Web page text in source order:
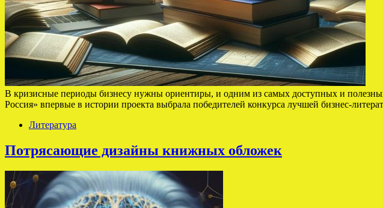
В кризисные периоды бизнесу нужны ориентиры, и одним из самых доступных и
Россия» впервые в истории проекта выбрала победителей конкурса лучшей бизнес-
Литература
Потрясающие дизайны книжных обложек